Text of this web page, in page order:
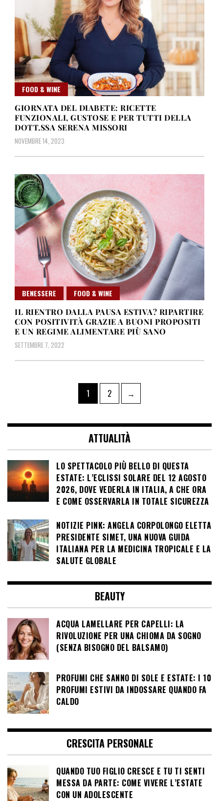
FOOD & WINE
GIORNATA DEL DIABETE: RICETTE
FUNZIONALI, GUSTOSE E PER TUTTI DELLA
DOTT.SSA SERENA MISSORI
NOVEMBRE 14, 2023
BENESSERE
FOOD & WINE
IL RIENTRO DALLA PAUSA ESTIVA? RIPARTIRE
CON POSITIVITÀ GRAZIE A BUONI PROPOSITI
E UN REGIME ALIMENTARE PIÙ SANO
SETTEMBRE 7, 2022
articoli
Pagina
1 Pagina
2 →
ATTUALITÀ
LO SPETTACOLO PIÙ BELLO DI QUESTA
ESTATE: L’ECLISSI SOLARE DEL 12 AGOSTO
2026, DOVE VEDERLA IN ITALIA, A CHE ORA
E COME OSSERVARLA IN TOTALE SICUREZZA
NOTIZIE PINK: ANGELA CORPOLONGO ELETTA
PRESIDENTE SIMET, UNA NUOVA GUIDA
ITALIANA PER LA MEDICINA TROPICALE E LA
SALUTE GLOBALE
BEAUTY
ACQUA LAMELLARE PER CAPELLI: LA
RIVOLUZIONE PER UNA CHIOMA DA SOGNO
(SENZA BISOGNO DEL BALSAMO)
PROFUMI CHE SANNO DI SOLE E ESTATE: I 10
PROFUMI ESTIVI DA INDOSSARE QUANDO FA
CALDO
CRESCITA PERSONALE
QUANDO TUO FIGLIO CRESCE E TU TI SENTI
MESSA DA PARTE: COME VIVERE L’ESTATE
CON UN ADOLESCENTE